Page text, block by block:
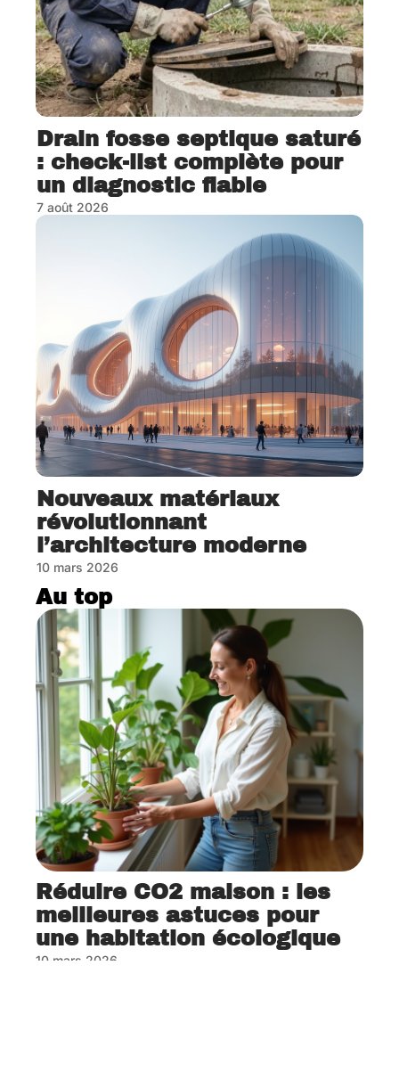
Drain fosse septique saturé
: check-list complète pour
un diagnostic fiable
7 août 2026
Nouveaux matériaux
révolutionnant
l’architecture moderne
10 mars 2026
Au top
Réduire CO2 maison : les
meilleures astuces pour
une habitation écologique
10 mars 2026